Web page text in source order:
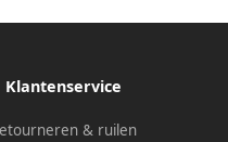
Klantenservice
& ruilen